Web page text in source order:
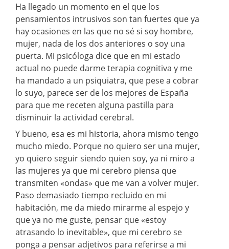
Ha llegado un momento en el que los
pensamientos intrusivos son tan fuertes que ya
hay ocasiones en las que no sé si soy hombre,
mujer, nada de los dos anteriores o soy una
puerta. Mi psicóloga dice que en mi estado
actual no puede darme terapia cognitiva y me
ha mandado a un psiquiatra, que pese a cobrar
lo suyo, parece ser de los mejores de España
para que me receten alguna pastilla para
disminuir la actividad cerebral.
Y bueno, esa es mi historia, ahora mismo tengo
mucho miedo. Porque no quiero ser una mujer,
yo quiero seguir siendo quien soy, ya ni miro a
las mujeres ya que mi cerebro piensa que
transmiten «ondas» que me van a volver mujer.
Paso demasiado tiempo recluido en mi
habitación, me da miedo mirarme al espejo y
que ya no me guste, pensar que «estoy
atrasando lo inevitable», que mi cerebro se
ponga a pensar adjetivos para referirse a mi